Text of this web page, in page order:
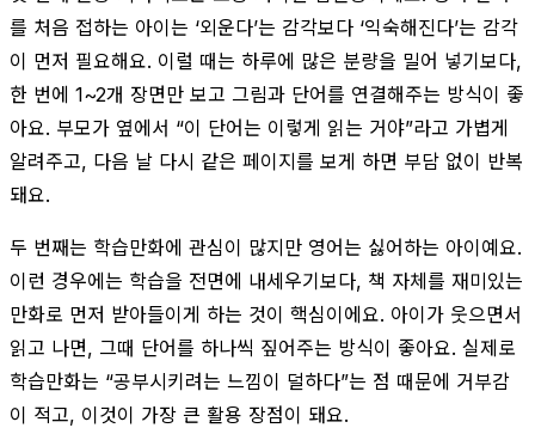
를 처음 접하는 아이는 ‘외운다’는 감각보다 ‘익숙해진다’는 감각
이 먼저 필요해요. 이럴 때는 하루에 많은 분량을 밀어 넣기보다,
한 번에 1~2개 장면만 보고 그림과 단어를 연결해주는 방식이 좋
아요. 부모가 옆에서 “이 단어는 이렇게 읽는 거야”라고 가볍게
알려주고, 다음 날 다시 같은 페이지를 보게 하면 부담 없이 반복
돼요.
두 번째는 학습만화에 관심이 많지만 영어는 싫어하는 아이예요.
이런 경우에는 학습을 전면에 내세우기보다, 책 자체를 재미있는
만화로 먼저 받아들이게 하는 것이 핵심이에요. 아이가 웃으면서
읽고 나면, 그때 단어를 하나씩 짚어주는 방식이 좋아요. 실제로
학습만화는 “공부시키려는 느낌이 덜하다”는 점 때문에 거부감
이 적고, 이것이 가장 큰 활용 장점이 돼요.